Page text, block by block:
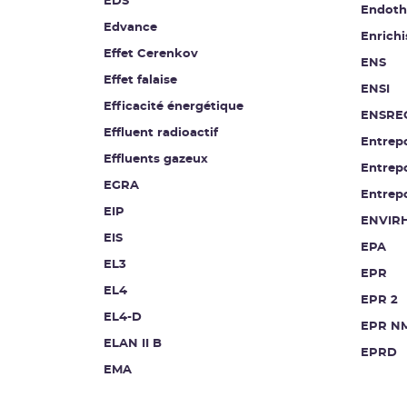
Edvance
Effet Cerenkov
Effet falaise
Efficacité énergétique
Effluent radioactif
Effluents gazeux
EGRA
EIP
EIS
EL3
EL4
EL4-D
ELAN II B
EMA
ENS
ENSI
EPA
EPR
EPR 2
EPR
EPRD